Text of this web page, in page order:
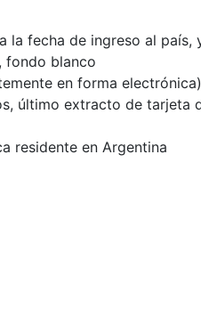
la fecha de ingreso al
fondo blanco
en forma
último extracto de tarjeta
residente en Argentina